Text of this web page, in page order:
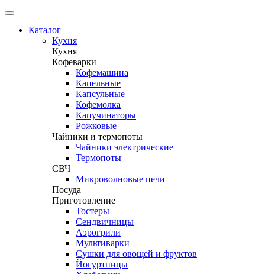
Каталог
Кухня
Кухня
Кофеварки
Кофемашина
Капельные
Капсульные
Кофемолка
Капучинаторы
Рожковые
Чайники и термопоты
Чайники электрические
Термопоты
СВЧ
Микроволновые печи
Посуда
Приготовление
Тостеры
Сендвичницы
Аэрогрили
Мультиварки
Сушки для овощей и фруктов
Йогуртницы